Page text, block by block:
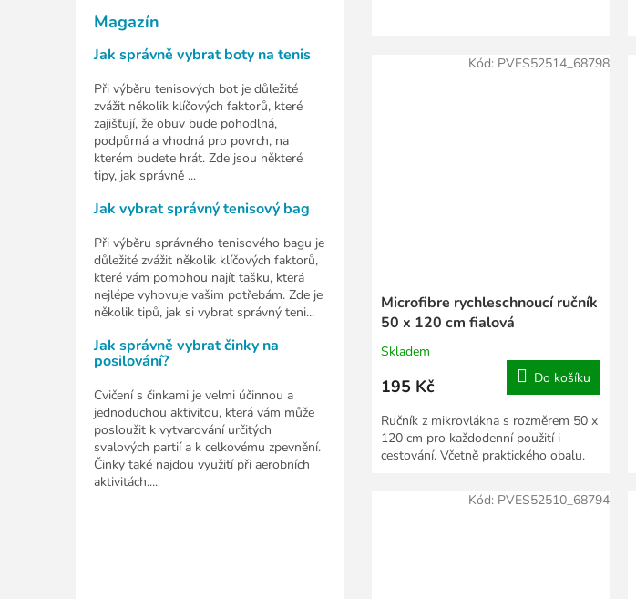
Magazín
Jak správně vybrat boty na tenis
Při výběru tenisových bot je důležité
zvážit několik klíčových faktorů, které
zajišťují, že obuv bude pohodlná,
podpůrná a vhodná pro povrch, na
kterém budete hrát. Zde jsou některé
tipy, jak správně ...
Jak vybrat správný tenisový bag
Při výběru správného tenisového bagu je
důležité zvážit několik klíčových faktorů,
které vám pomohou najít tašku, která
nejlépe vyhovuje vašim potřebám. Zde je
několik tipů, jak si vybrat správný teni...
Jak správně vybrat činky na
posilování?
Cvičení s činkami je velmi účinnou a
jednoduchou aktivitou, která vám může
posloužit k vytvarování určitých
svalových partií a k celkovému zpevnění.
Činky také najdou využití při aerobních
aktivitách....
Microfibre rychleschnoucí ručník
50 x 120 cm fialová
Skladem
195 Kč Do košíku
Ručník z mikrovlákna s rozměrem 50 x
120 cm pro každodenní použití i
cestování. Včetně praktického obalu.
Kód: PVES52514_68798
Kód: PVES52510_68794